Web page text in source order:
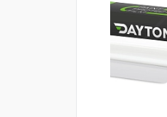
Honda
Hummer
Hyundai